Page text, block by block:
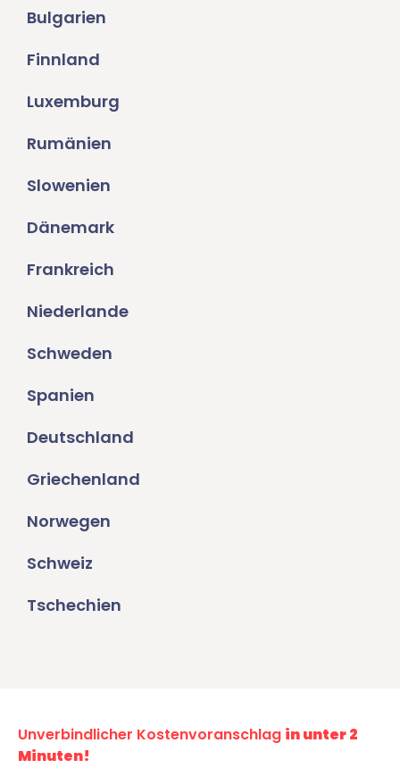
Bulgarien
Finnland
Luxemburg
Rumänien
Slowenien
Dänemark
Frankreich
Niederlande
Schweden
Spanien
Deutschland
Griechenland
Norwegen
Schweiz
Tschechien
Unverbindlicher Kostenvoranschlag in unter 2
Minuten!